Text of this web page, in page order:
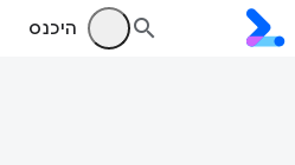
היכנס